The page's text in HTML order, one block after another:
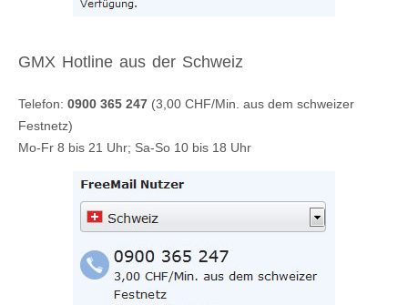
GMX Hotline aus der Schweiz
Telefon: 0900 365 247 (3,00 CHF/Min. aus dem schweizer
Festnetz)
Mo-Fr 8 bis 21 Uhr; Sa-So 10 bis 18 Uhr